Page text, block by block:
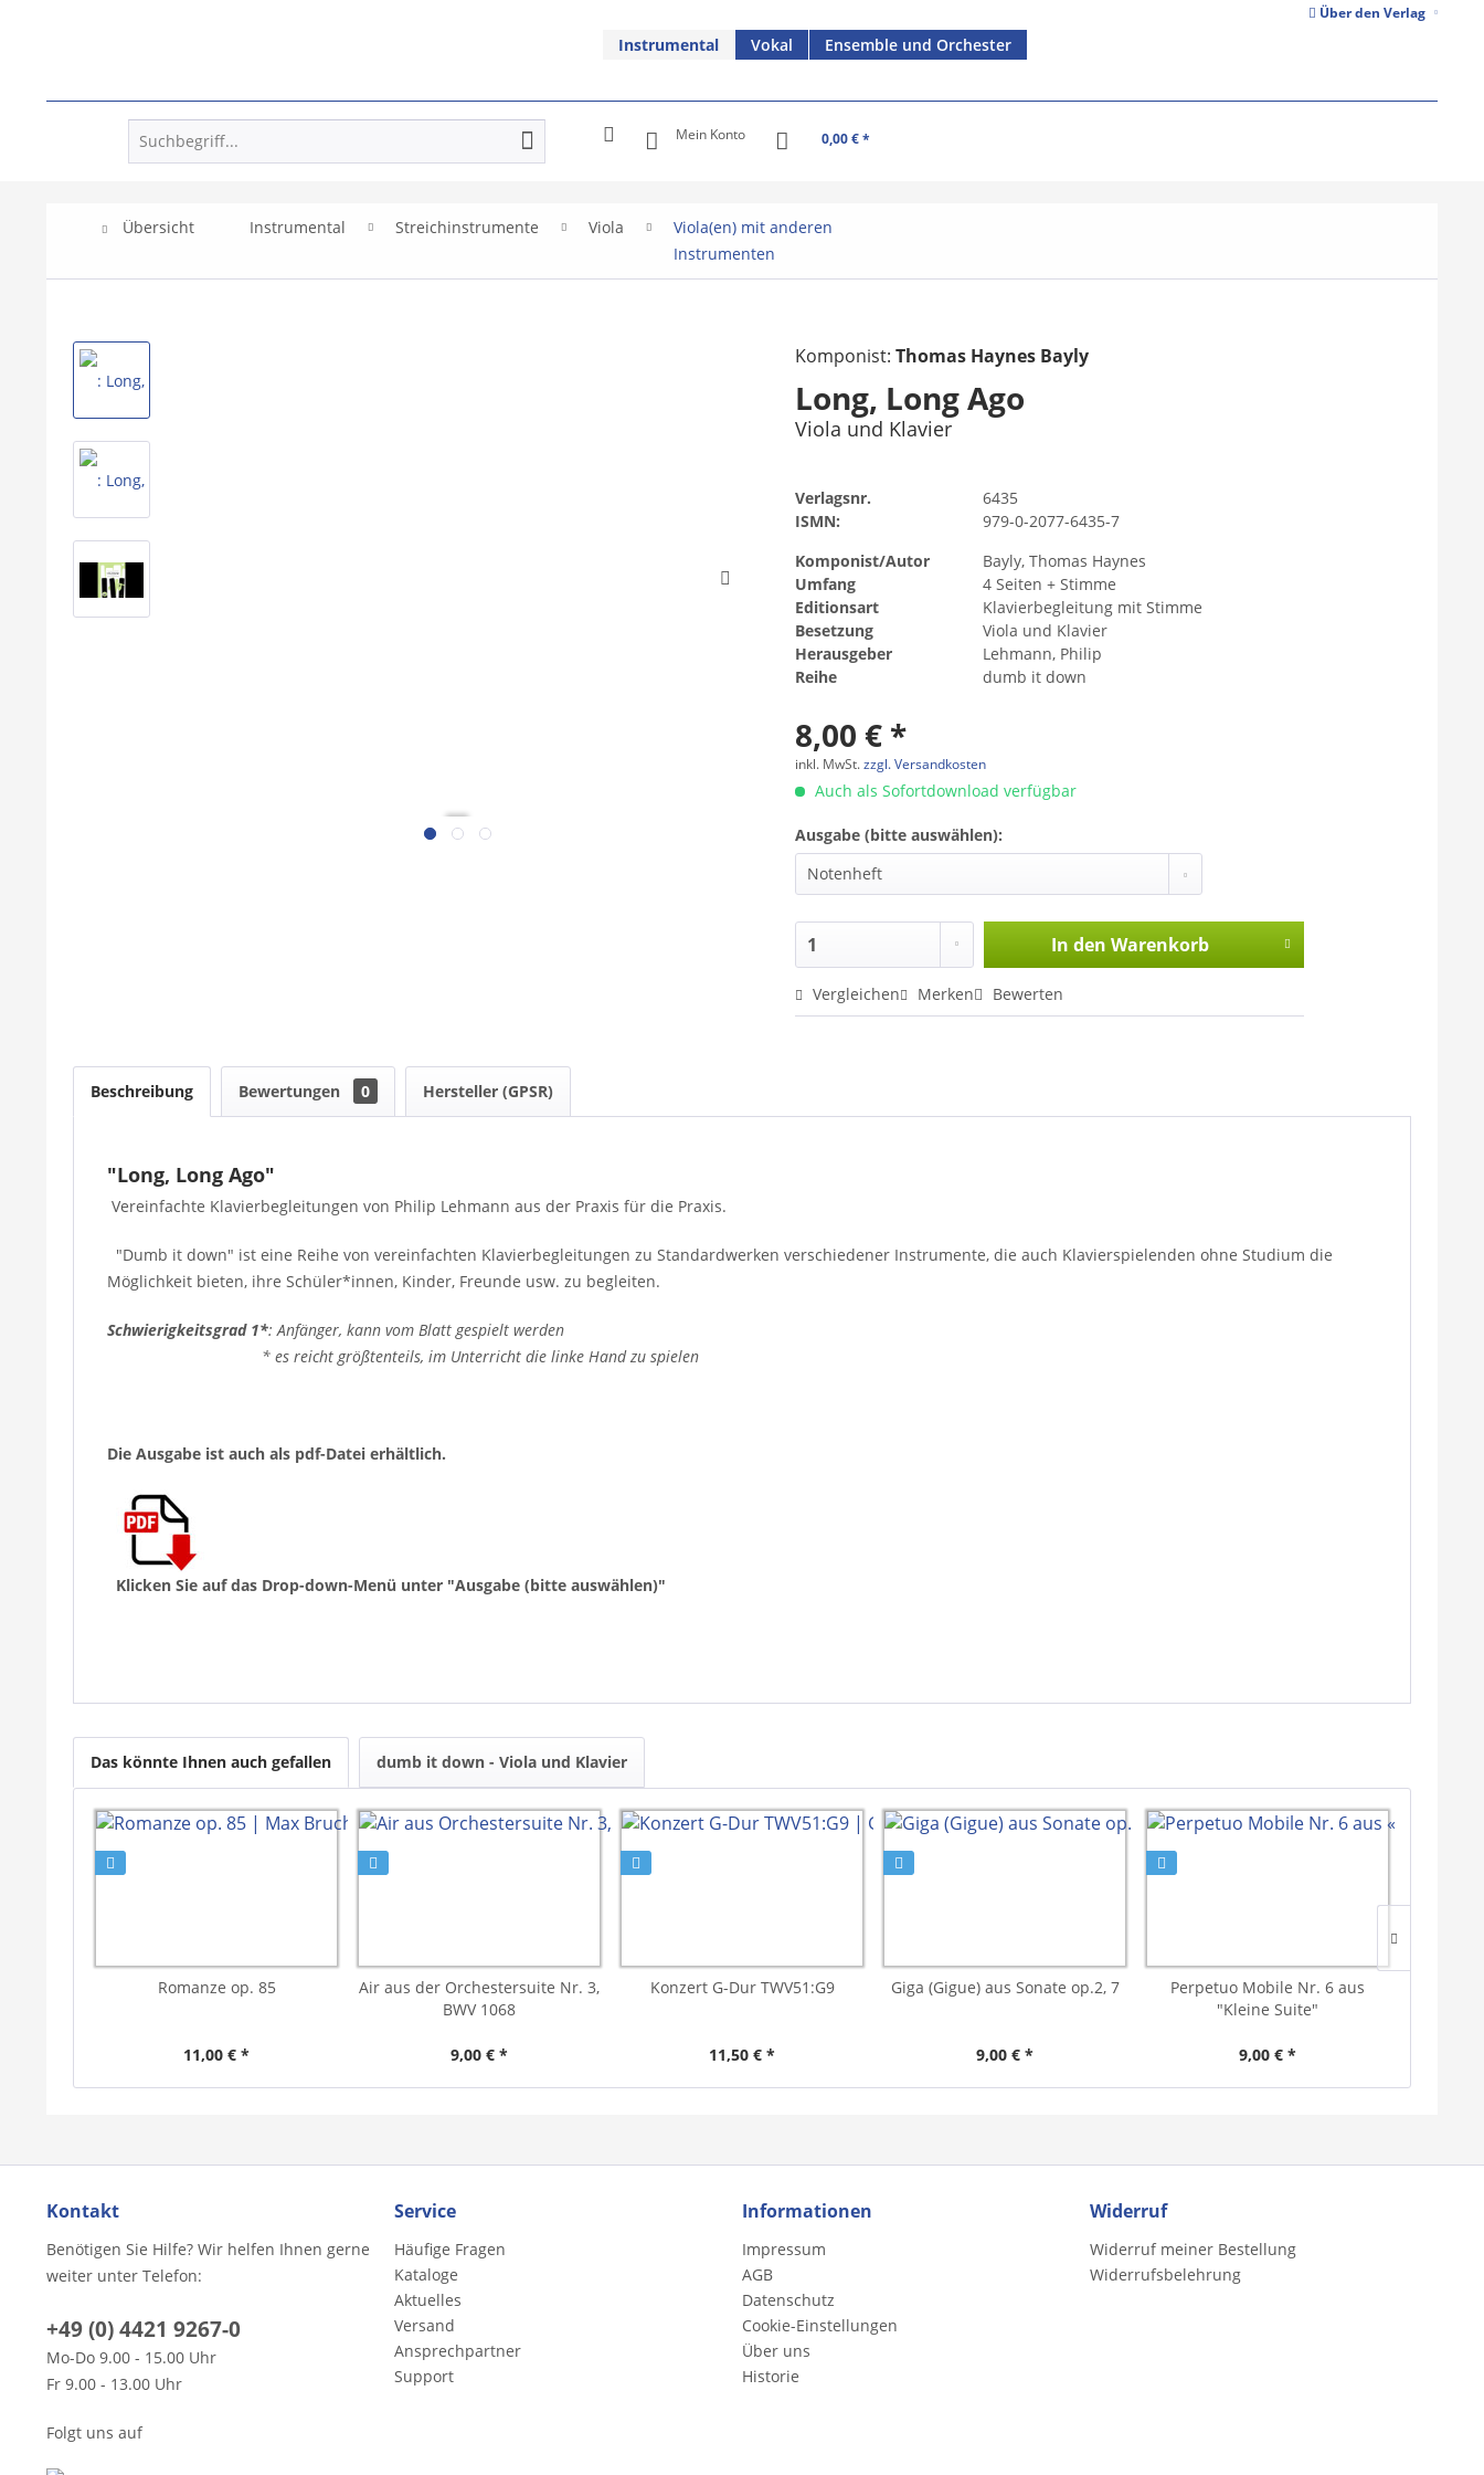
Über den Verlag
Instrumental Vokal Ensemble und Orchester
Mein Konto 0,00 € *
Übersicht Instrumental Streichinstrumente Viola
Viola(en) mit anderen
Instrumenten
Komponist:Thomas Haynes Bayly
Long, Long Ago
Viola und Klavier
Verlagsnr.
6435
ISMN:
979-0-2077-6435-7
Komponist/Autor
Bayly, Thomas Haynes
Umfang
4 Seiten + Stimme
Editionsart
Klavierbegleitung mit Stimme
Besetzung
Viola und Klavier
Herausgeber
Lehmann, Philip
Reihe
dumb it down
8,00 € *
inkl. MwSt.zzgl. Versandkosten
Auch als Sofortdownload verfügbar
Ausgabe (bitte auswählen):
In den Warenkorb
Vergleichen Merken Bewerten
Beschreibung Bewertungen 0 Hersteller (GPSR)
"Long, Long Ago"
Vereinfachte Klavierbegleitungen von Philip Lehmann aus der Praxis für die Praxis.
"Dumb it down" ist eine Reihe von vereinfachten Klavierbegleitungen zu Standardwerken verschiedener Instrumente, die auch Klavierspielenden ohne Studium die
Möglichkeit bieten, ihre Schüler*innen, Kinder, Freunde usw. zu begleiten.
Schwierigkeitsgrad 1*: Anfänger, kann vom Blatt gespielt werden
* es reicht größtenteils, im Unterricht die linke Hand zu spielen
Die Ausgabe ist auch als pdf-Datei erhältlich.
Klicken Sie auf das Drop-down-Menü unter "Ausgabe (bitte auswählen)"
Das könnte Ihnen auch gefallen dumb it down - Viola und Klavier
Romanze op. 85
11,00 € *
Air aus der Orchestersuite Nr. 3,
BWV 1068
9,00 € *
Konzert G-Dur TWV51:G9
11,50 € *
Giga (Gigue) aus Sonate op.2, 7
9,00 € *
Perpetuo Mobile Nr. 6 aus
"Kleine Suite"
9,00 € *
Kontakt
Benötigen Sie Hilfe? Wir helfen Ihnen gerne
weiter unter Telefon:
+49 (0) 4421 9267-0
Mo-Do 9.00 - 15.00 Uhr
Fr 9.00 - 13.00 Uhr
Folgt uns auf
Service
Häufige Fragen
Kataloge
Aktuelles
Versand
Ansprechpartner
Support
Informationen
Impressum
AGB
Datenschutz
Cookie-Einstellungen
Über uns
Historie
Widerruf
Widerruf meiner Bestellung
Widerrufsbelehrung